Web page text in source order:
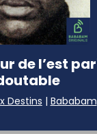
de l’est
Destins | Bababam